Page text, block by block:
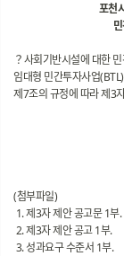
포천
？사회기반시설에 대한
임대형 민간투자사업
제7조의 규정에 따라 제3
(첨부파일)
1. 제3자 제안 공고문 1부.
2. 제3자 제안 공고 1부.
3. 성과요구 수준서 1부.